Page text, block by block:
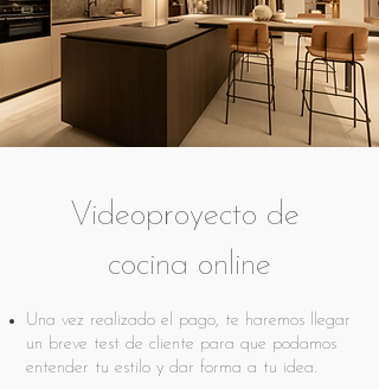
Videoproyecto de
cocina online
Una vez realizado el pago, te haremos llegar
un breve test de cliente para que podamos
entender tu estilo y dar forma a tu idea.